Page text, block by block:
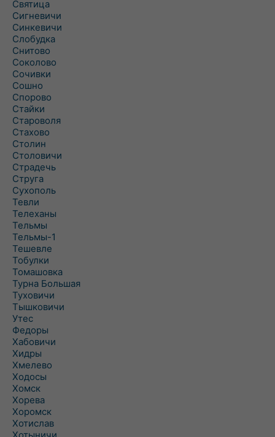
Святица
Сигневичи
Синкевичи
Слобудка
Снитово
Соколово
Сочивки
Сошно
Спорово
Стайки
Староволя
Стахово
Столин
Столовичи
Страдечь
Струга
Сухополь
Тевли
Телеханы
Тельмы
Тельмы-1
Тешевле
Тобулки
Томашовка
Турна Большая
Туховичи
Тышковичи
Утес
Федоры
Хабовичи
Хидры
Хмелево
Ходосы
Хомск
Хорева
Хоромск
Хотислав